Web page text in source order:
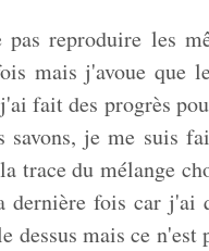
pas reproduire les
mais j'avoue que
fait des progrès
savons, je me suis
trace du mélange
dernière fois car j'ai
dessus mais ce n'est